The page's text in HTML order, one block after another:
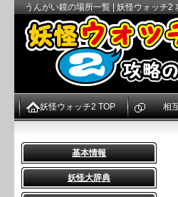
うんがい鏡の場所一覧 | 妖怪ウォッチ2
基本情報
妖怪大辞典
妖怪ウォッチ2 TOP 相